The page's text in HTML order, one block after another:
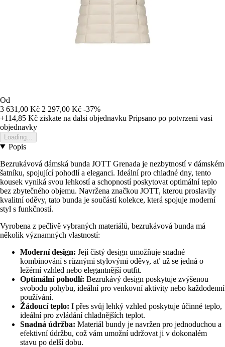
Od
3 631,00 Kč 2 297,00 Kč -37%
+114,85 Kč ziskate na dalsi objednavku Pripsano po potvrzeni vasi
objednavky
Loading...
Popis
Bezrukávová dámská bunda JOTT Grenada je nezbytností v dámském
šatníku, spojující pohodlí a eleganci. Ideální pro chladné dny, tento
kousek vyniká svou lehkostí a schopností poskytovat optimální teplo
bez zbytečného objemu. Navržena značkou JOTT, kterou proslavily
kvalitní oděvy, tato bunda je součástí kolekce, která spojuje moderní
styl s funkčností.
Vyrobena z pečlivě vybraných materiálů, bezrukávová bunda má
několik významných vlastností:
Moderní design: Její čistý design umožňuje snadné
kombinování s různými stylovými oděvy, ať už se jedná o
ležérní vzhled nebo elegantnější outfit.
Optimální pohodlí: Bezrukávý design poskytuje zvýšenou
svobodu pohybu, ideální pro venkovní aktivity nebo každodenní
používání.
Žádoucí teplo: I přes svůj lehký vzhled poskytuje účinné teplo,
ideální pro zvládání chladnějších teplot.
Snadná údržba: Materiál bundy je navržen pro jednoduchou a
efektivní údržbu, což vám umožní udržovat ji v dokonalém
stavu po delší dobu.